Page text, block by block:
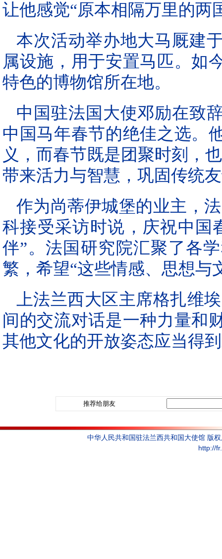
让他感觉“原本相隔万里的两
本次活动举办地大马厩建
属设施，用于安置马匹。如
特色的博物馆所在地。
中国驻法国大使邓励在致
中国马年春节的绝佳之选。
义，而春节既是团聚时刻，
带来活力与智慧，巩固传统
作为尚蒂伊城堡的业主，
科接受采访时说，庆祝中国
伴”。法国研究院汇聚了各
繁，希望“这些情感、思想与
上法兰西大区主席格扎维
间的交流对话是一种力量和
其他文化的开放姿态应当得
推荐给朋友
中华人民共和国驻法兰西共和国大使馆 版
http://